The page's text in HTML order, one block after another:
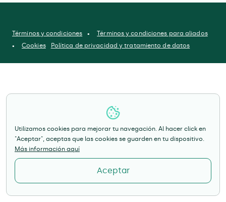
Utilizamos cookies para mejorar tu navegación. Al hacer click en
"Aceptar", aceptas que las cookies se guarden en tu dispositivo.
Más información aquí
Aceptar
Términos y condiciones
Términos y condiciones para aliados
Cookies
Política de privacidad y tratamiento de datos